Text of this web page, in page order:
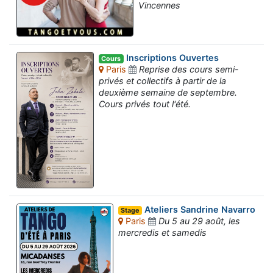
Vincennes
Cours Inscriptions Ouvertes
Paris
Reprise des cours semi-
privés et collectifs à partir de la
deuxième semaine de septembre.
Cours privés tout l'été.
Stage Ateliers Sandrine Navarro
Paris
Du 5 au 29 août, les
mercredis et samedis